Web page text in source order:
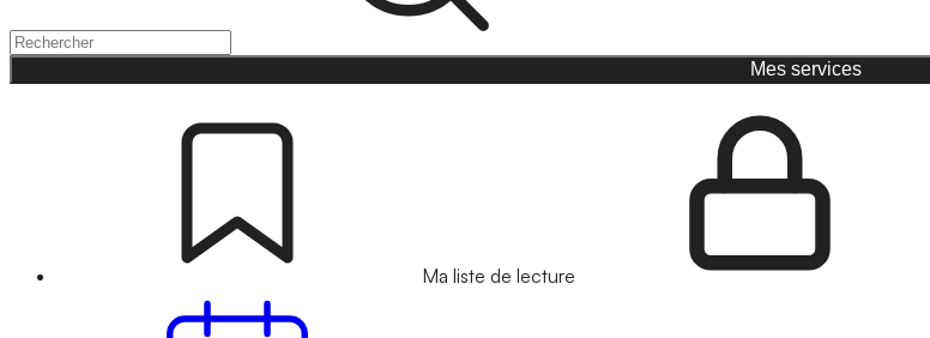
Mes services
Ma liste de lecture